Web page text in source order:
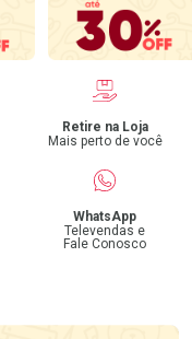
Retire na Loja
Mais perto de você
WhatsApp
Televendas e
Fale Conosco